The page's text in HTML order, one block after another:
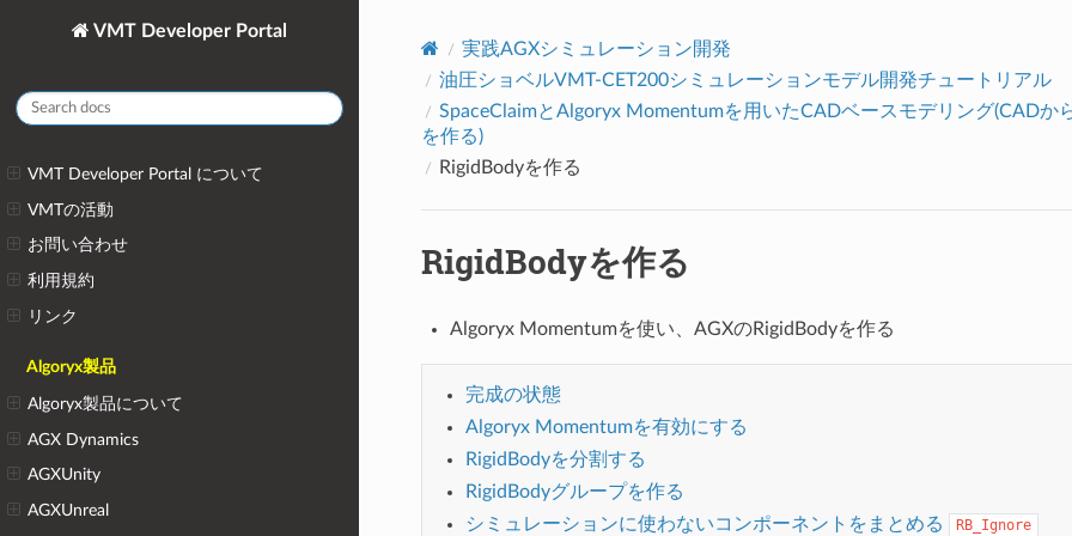
VMT Developer Portal
VMT Developer Portal について
VMTの活動
お問い合わせ
利用規約
リンク
Algoryx製品
Algoryx製品について
AGX Dynamics
AGXUnity
AGXUnreal
実践AGXシミュレーション開発
油圧ショベルVMT-CET200シミュレーションモデル開発チュートリアル
SpaceClaimとAlgoryx Momentumを用いたCADベースモデリング(CADか
を作る)
RigidBodyを作る
RigidBodyを作る
Algoryx Momentumを使い、AGXのRigidBodyを作る
完成の状態
Algoryx Momentumを有効にする
RigidBodyを分割する
RigidBodyグループを作る
シミュレーションに使わないコンポーネントをまとめる
RB_Ignore